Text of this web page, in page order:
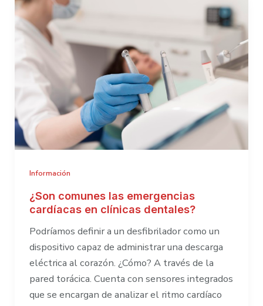
que
cardio-
proteger
los
centros
comerciales
Información
¿Son comunes las emergencias
cardíacas en clínicas dentales?
Podríamos definir a un desfibrilador como un
dispositivo capaz de administrar una descarga
eléctrica al corazón. ¿Cómo? A través de la
pared torácica. Cuenta con sensores integrados
que se encargan de analizar el ritmo cardíaco